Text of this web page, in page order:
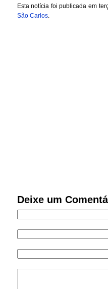
Esta notícia foi publicada em
São Carlos.
Deixe um